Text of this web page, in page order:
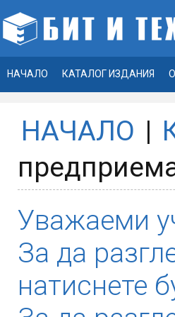
НАЧАЛО КАТАЛОГ ИЗДАНИЯ
НАЧАЛО |
Уважаеми
За да
натиснете